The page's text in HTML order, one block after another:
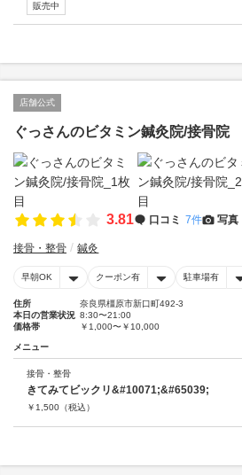
販売中
店舗公式
ぐっさんのビタミン鍼灸院/接骨院
3.81 口コミ 7件 写真
接骨・整骨 鍼灸
早朝OK クーポン有 駐車場有
住所
奈良県橿原市新口町492-3
本日の営業状況 8:30〜21:00
価格帯
￥1,000〜￥10,000
メニュー
接骨・整骨
きてみてビックリ&#10071;&#65039;
￥ 1,500 （税込）